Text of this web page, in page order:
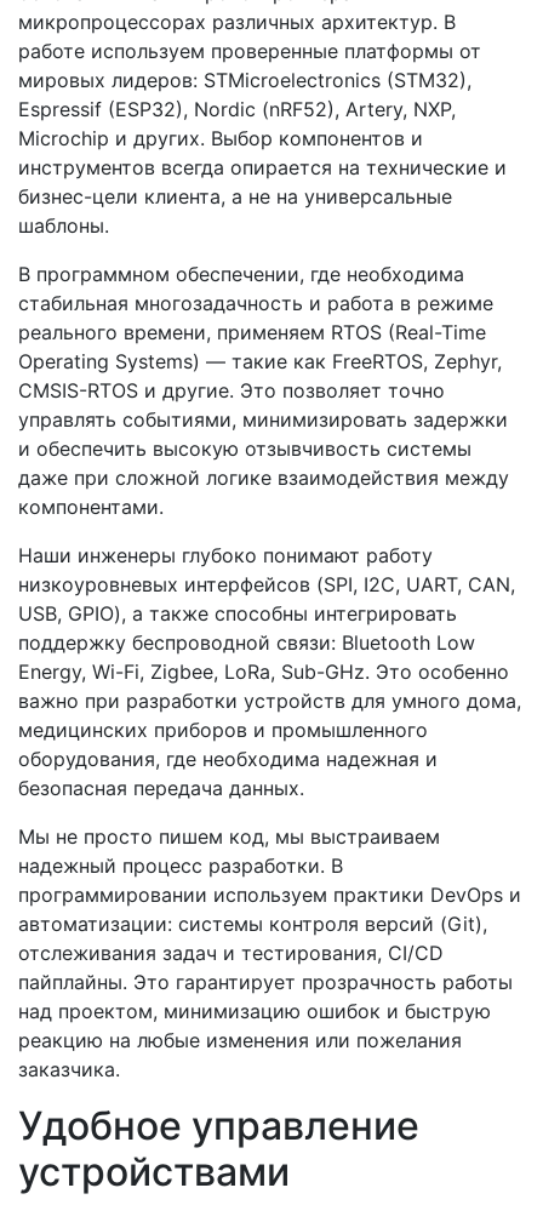
микропроцессорах различных архитектур. В
работе используем проверенные платформы от
мировых лидеров: STMicroelectronics (STM32),
Espressif (ESP32), Nordic (nRF52), Artery, NXP,
Microchip и других. Выбор компонентов и
инструментов всегда опирается на технические и
бизнес-цели клиента, а не на универсальные
шаблоны.
В программном обеспечении, где необходима
стабильная многозадачность и работа в режиме
реального времени, применяем RTOS (Real-Time
Operating Systems) — такие как FreeRTOS, Zephyr,
CMSIS-RTOS и другие. Это позволяет точно
управлять событиями, минимизировать задержки
и обеспечить высокую отзывчивость системы
даже при сложной логике взаимодействия между
компонентами.
Наши инженеры глубоко понимают работу
низкоуровневых интерфейсов (SPI, I2C, UART, CAN,
USB, GPIO), а также способны интегрировать
поддержку беспроводной связи: Bluetooth Low
Energy, Wi-Fi, Zigbee, LoRa, Sub-GHz. Это особенно
важно при разработки устройств для умного дома,
медицинских приборов и промышленного
оборудования, где необходима надежная и
безопасная передача данных.
Мы не просто пишем код, мы выстраиваем
надежный процесс разработки. В
программировании используем практики DevOps и
автоматизации: системы контроля версий (Git),
отслеживания задач и тестирования, CI/CD
пайплайны. Это гарантирует прозрачность работы
над проектом, минимизацию ошибок и быструю
реакцию на любые изменения или пожелания
заказчика.
Удобное управление
устройствами